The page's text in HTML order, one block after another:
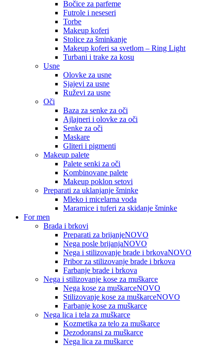
Bočice za parfeme
Futrole i neseseri
Torbe
Makeup koferi
Stolice za šminkanje
Makeup koferi sa svetlom – Ring Light
Turbani i trake za kosu
Usne
Olovke za usne
Sjajevi za usne
Ruževi za usne
Oči
Baza za senke za oči
Ajlajneri i olovke za oči
Senke za oči
Maskare
Gliteri i pigmenti
Makeup palete
Palete senki za oči
Kombinovane palete
Makeup poklon setovi
Preparati za uklanjanje šminke
Mleko i micelarna voda
Maramice i tuferi za skidanje šminke
For men
Brada i brkovi
Preparati za brijanjeNOVO
Nega posle brijanjaNOVO
Nega i stilizovanje brade i brkovaNOVO
Pribor za stilizovanje brade i brkova
Farbanje brade i brkova
Nega i stilizovanje kose za muškarce
Nega kose za muškarceNOVO
Stilizovanje kose za muškarceNOVO
Farbanje kose za muškarce
Nega lica i tela za muškarce
Kozmetika za telo za muškarce
Dezodoransi za muškarce
Nega lica za muškarce